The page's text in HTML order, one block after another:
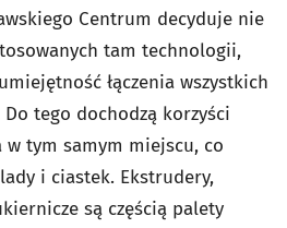
Centrum decyduje nie
tam technologii,
łączenia wszystkich
tego dochodzą korzyści
w tym samym miejscu, co
i ciastek. Ekstrudery,
są częścią palety